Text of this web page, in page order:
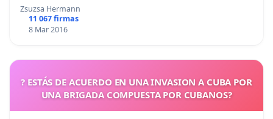
Zsuzsa Hermann
11 067 firmas
8 Mar 2016
? ESTÁS DE ACUERDO EN UNA INVASION A CUBA POR
UNA BRIGADA COMPUESTA POR CUBANOS?